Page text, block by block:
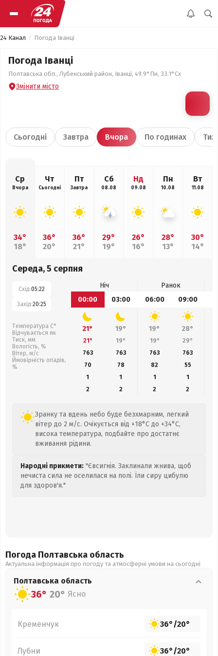
24 Канал Погода Іванці
Погода Іванці
Полтавська обл., Лубенський район, Іванці, 49.9°Пн, 33.1°Сх
Змінити місто
Сьогодні Завтра Вчора По годинах
Ср
Вчора
34°
18°
Чт
Сьогодні
36°
20°
Пт
Завтра
36°
21°
Сб
08.08
29°
19°
Нд
09.08
26°
16°
Пн
10.08
28°
13°
Вт
11.08
30°
14°
Середа, 5 серпня
Схід:05:22
Захід:20:25
Температура С°
Відчувається як
Тиск, мм
Вологість, %
Вітер, м/с
Ймовірність опадів,
%
Ніч
Ранок
00:00
03:00 06:00 09:00
21° 19° 19° 28°
21° 19° 19° 29°
763
763 763 763
70
78 82 55
1
1 1
1
2
2 2 2
Зранку та вдень небо буде безхмарним, легкий
вітер до 2 м/с. Очікується від +18°C до +34°C,
висока температура, подбайте про достатнє
вживання рідини.
Народні прикмети: "Євсигнія. Заклинали жнива, щоб
нечиста сила не оселилася на полі. Їли сиру цибулю
для здоров'я."
Погода Полтавська область
Актуальна інформація про погоду та атмосферні умови на сьогодні
Полтавська область
36° 20° Ясно
Кременчук 36°/20°
Лубни 36°/20°